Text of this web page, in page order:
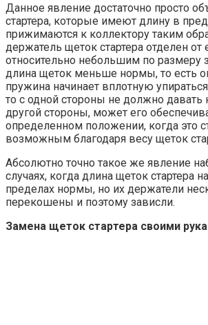
Данное явление достаточно просто
стартера, которые имеют длину в
прижимаются к коллектору таким
держатель щеток стартера отделен
относительно небольшим по размеру
длина щеток меньше нормы, то есть
пружина начинает вплотную
то с одной стороны не должно давать
другой стороны, может его
определенном положении, когда это
возможным благодаря весу щеток
Абсолютно точно такое же явление
случаях, когда длина щеток стартера
пределах нормы, но их держатели
перекошены и поэтому зависли.
Замена щеток стартера своими